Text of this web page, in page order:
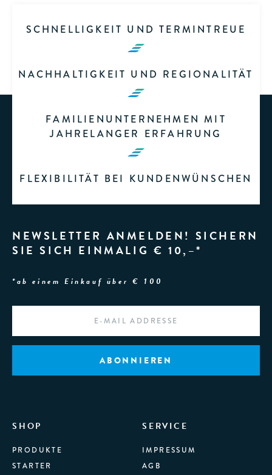
SCHNELLIGKEIT UND TERMINTREUE
NACHHALTIGKEIT UND REGIONALITÄT
FAMILIENUNTERNEHMEN MIT
JAHRELANGER ERFAHRUNG
FLEXIBILITÄT BEI KUNDENWÜNSCHEN
NEWSLETTER ANMELDEN! SICHERN
SIE SICH EINMALIG € 10,–*
*ab einem Einkauf über € 100
SHOP
PRODUKTE
STARTER
SERVICE
IMPRESSUM
AGB